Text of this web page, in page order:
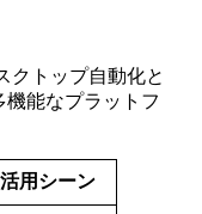
クトップ自動化と
能なプラットフ
活用シーン